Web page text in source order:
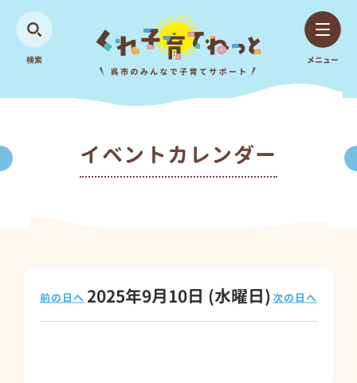
検索 メニュー
イベントカレンダー
2025年9月10日 (水曜日)
前の日へ 次の日へ